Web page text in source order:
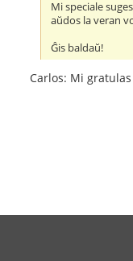
Mi speciale
aŭdos la veran
Ĝis baldaŭ!
Carlos: Mi